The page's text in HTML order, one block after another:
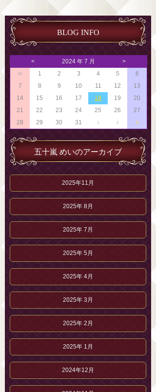
BLOG INFO
< 2024 年 7 月 >
30 1 2 3 4 5
6
7
8 9 10 11 12
13
14
15 16 17 18 19
20
21
22 23 24 25 26
27
28
29 30 31 1 2 3
五十嵐 めいのアーカイブ
2025年11月
2025年 8月
2025年 7月
2025年 5月
2025年 4月
2025年 3月
2025年 2月
2025年 1月
2024年12月